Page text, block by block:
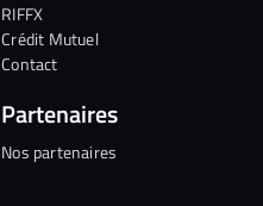
RIFFX
Crédit Mutuel
Contact
Partenaires
Nos partenaires